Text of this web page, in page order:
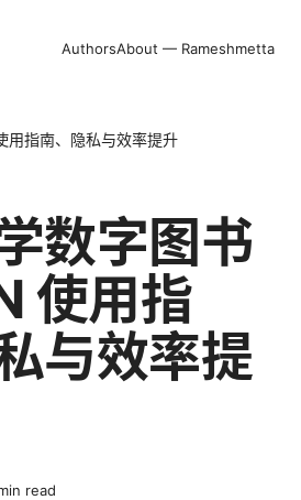
AuthorsAbout — Rameshmetta
用指南、隐私与效率提升
数字图书
使用指
与效率提
read